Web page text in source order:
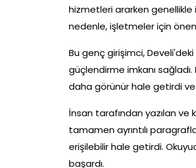
hizmetleri ararken genellikle
nedenle, işletmeler için
Bu genç girişimci,
güçlendirme imkanı
daha görünür hale getirdi
İnsan tarafından yazılan ve
tamamen ayrıntılı
erişilebilir hale getirdi.
başardı.